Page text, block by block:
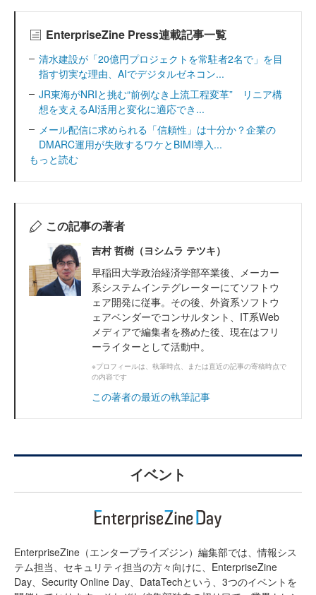
EnterpriseZine Press連載記事一覧
清水建設が「20億円プロジェクトを常駐者2名で」を目
指す切実な理由、AIでデジタルゼネコン...
JR東海がNRIと挑む“前例なき上流工程変革” リニア構
想を支えるAI活用と変化に適応でき...
メール配信に求められる「信頼性」は十分か？企業の
DMARC運用が失敗するワケとBIMI導入...
もっと読む
この記事の著者
吉村 哲樹（ヨシムラ テツキ）
早稲田大学政治経済学部卒業後、メーカー
系システムインテグレーターにてソフトウ
ェア開発に従事。その後、外資系ソフトウ
ェアベンダーでコンサルタント、IT系Web
メディアで編集者を務めた後、現在はフリ
ーライターとして活動中。
※プロフィールは、執筆時点、または直近の記事の寄稿時点で
の内容です
この著者の最近の執筆記事
イベント
EnterpriseZine（エンタープライズジン）編集部では、情報シス
テム担当、セキュリティ担当の方々向けに、EnterpriseZine
Day、Security Online Day、DataTechという、3つのイベントを